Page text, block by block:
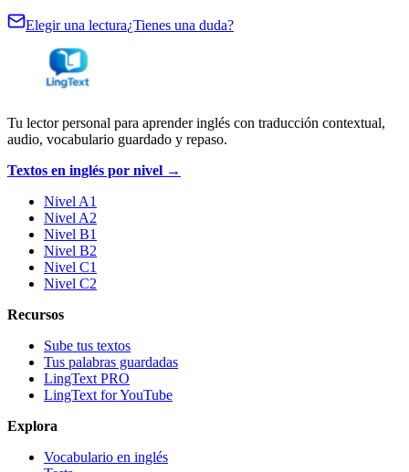
Elegir una lectura¿Tienes una duda?
Tu lector personal para aprender inglés con traducción contextual,
audio, vocabulario guardado y repaso.
Textos en inglés por nivel →
Nivel A1
Nivel A2
Nivel B1
Nivel B2
Nivel C1
Nivel C2
Recursos
Sube tus textos
Tus palabras guardadas
LingText PRO
LingText for YouTube
Explora
Vocabulario en inglés